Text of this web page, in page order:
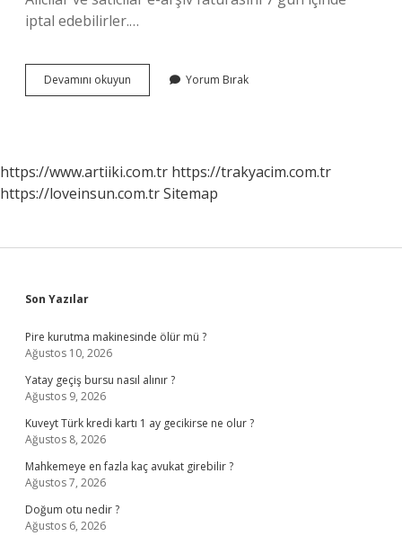
iptal edebilirler.…
Devamını okuyun
Faturaya
Yorum Bırak
https://www.artiiki.com.tr https://trakyacim.com.tr
https://loveinsun.com.trSitemap
Sidebar
Son Yazılar
Pire kurutma makinesinde ölür mü ?
Ağustos 10, 2026
Yatay geçiş bursu nasıl alınır ?
Ağustos 9, 2026
Kuveyt Türk kredi kartı 1 ay gecikirse ne olur ?
Ağustos 8, 2026
Mahkemeye en fazla kaç avukat girebilir ?
Ağustos 7, 2026
Doğum otu nedir ?
Ağustos 6, 2026